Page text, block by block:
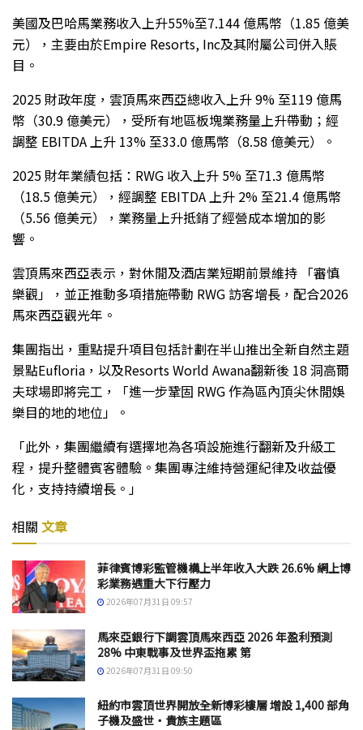
美國及巴哈馬業務收入上升55%至7.144 億馬幣（1.85 億美
元），主要由於Empire Resorts, Inc及其附屬公司併入賬
目。
2025 財政年度，雲頂馬來西亞總收入上升 9% 至119 億馬
幣（30.9 億美元），受所有地區板塊業務量上升帶動；經
調整 EBITDA 上升 13% 至33.0 億馬幣（8.58 億美元）。
2025 財年業績包括：RWG 收入上升 5% 至71.3 億馬幣
（18.5 億美元），經調整 EBITDA 上升 2% 至21.4 億馬幣
（5.56 億美元），業務量上升抵銷了經營成本增加的影
響。
雲頂馬來西亞表示，對休閒及酒店業短期前景維持 「審慎
樂觀」，並正推動多項措施帶動 RWG 訪客增長，配合2026
馬來西亞觀光年。
集團指出，重點提升項目包括計劃在半山推出全新自然主題
景點Eufloria，以及Resorts World Awana翻新後 18 洞高爾
夫球場即將完工，「進一步鞏固 RWG 作為區內頂尖休閒娛
樂目的地的地位」。
「此外，集團繼續有選擇地為各項設施進行翻新及升級工
程，提升整體賓客體驗。集團專注維持營運紀律及收益優
化，支持持續增長。」
相關 文章
菲律賓博彩監管機構上半年收入大跌 26.6% 網上博
彩業務遇重大下行壓力
2026年07月31日 09:57
馬來亞銀行下調雲頂馬來西亞 2026 年盈利預測
28% 中東戰事及世界盃拖累 第
2026年07月31日 09:50
紐約市雲頂世界開放全新博彩樓層 增設 1,400 部角
子機及盛世・貴族主題區